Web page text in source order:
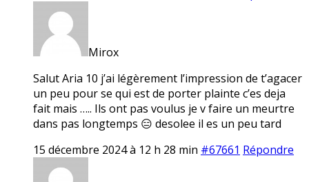
Mirox
Salut Aria 10 j’ai légèrement l’impression de t’agacer
un peu pour se qui est de porter plainte c’es deja
fait mais ….. Ils ont pas voulus je v faire un meurtre
dans pas longtemps 😑 desolee il es un peu tard
15 décembre 2024 à 12 h 28 min #67661 Répondre